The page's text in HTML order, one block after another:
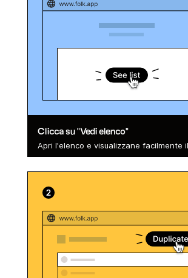
Clicca su "Vedi elenco"
Apri l'elenco e visualizzane facilmente